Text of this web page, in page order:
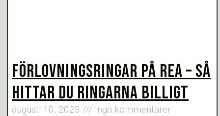
FÖRLOVNINGSRINGAR PÅ REA – SÅ
HITTAR DU RINGARNA BILLIGT
augusti 10, 2023 Inga kommentarer